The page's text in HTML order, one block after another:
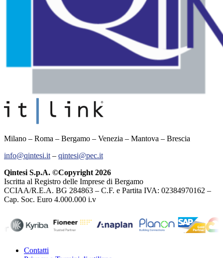
Milano – Roma – Bergamo – Venezia – Mantova – Brescia
info@qintesi.it – qintesi@pec.it
Qintesi S.p.A. ©Copyright 2026
Iscritta al Registro delle Imprese di Bergamo
CCIAA/R.E.A. BG 284863 – C.F. e Partita IVA: 02384970162 –
Cap. Soc. Euro 4.000.000 i.v
Contatti